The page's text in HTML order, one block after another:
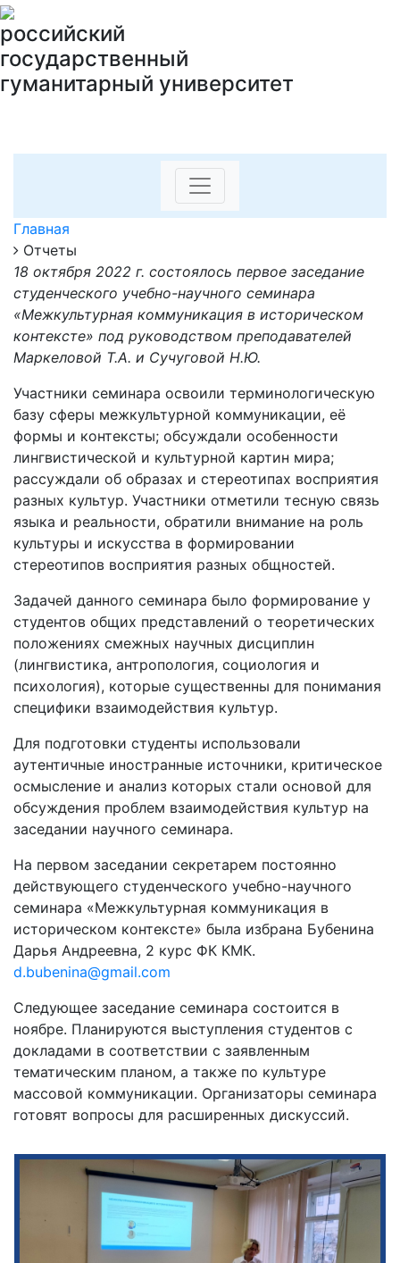
российский
государственный
гуманитарный университет
Главная
Отчеты
18 октября 2022 г. состоялось первое заседание
студенческого учебно-научного семинара
«Межкультурная коммуникация в историческом
контексте» под руководством преподавателей
Маркеловой Т.А. и Сучуговой Н.Ю.
Участники семинара освоили терминологическую
базу сферы межкультурной коммуникации, её
формы и контексты; обсуждали особенности
лингвистической и культурной картин мира;
рассуждали об образах и стереотипах восприятия
разных культур. Участники отметили тесную связь
языка и реальности, обратили внимание на роль
культуры и искусства в формировании
стереотипов восприятия разных общностей.
Задачей данного семинара было формирование у
студентов общих представлений о теоретических
положениях смежных научных дисциплин
(лингвистика, антропология, социология и
психология), которые существенны для понимания
специфики взаимодействия культур.
Для подготовки студенты использовали
аутентичные иностранные источники, критическое
осмысление и анализ которых стали основой для
обсуждения проблем взаимодействия культур на
заседании научного семинара.
На первом заседании секретарем постоянно
действующего студенческого учебно-научного
семинара «Межкультурная коммуникация в
историческом контексте» была избрана Бубенина
Дарья Андреевна, 2 курс ФК КМК.
d.bubenina@gmail.com
Следующее заседание семинара состоится в
ноябре. Планируются выступления студентов с
докладами в соответствии с заявленным
тематическим планом, а также по культуре
массовой коммуникации. Организаторы семинара
готовят вопросы для расширенных дискуссий.